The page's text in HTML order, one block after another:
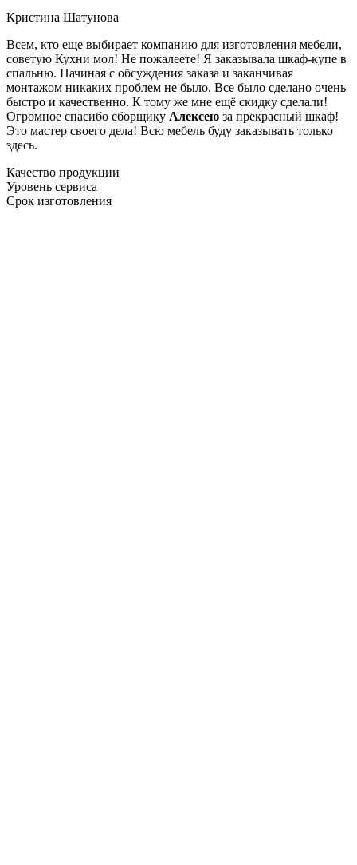
Кристина Шатунова
Всем, кто еще выбирает компанию для изготовления мебели,
советую Кухни мол! Не пожалеете! Я заказывала шкаф-купе в
спальню. Начиная с обсуждения заказа и заканчивая
монтажом никаких проблем не было. Все было сделано очень
быстро и качественно. К тому же мне ещё скидку сделали!
Огромное спасибо сборщику Алексею за прекрасный шкаф!
Это мастер своего дела! Всю мебель буду заказывать только
здесь.
Качество продукции
Уровень сервиса
Срок изготовления